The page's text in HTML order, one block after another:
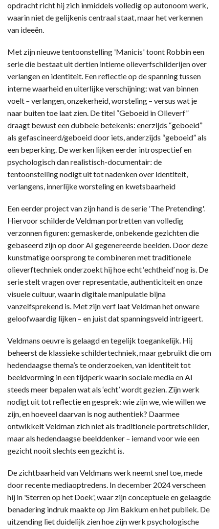
opdracht richt hij zich inmiddels volledig op autonoom werk,
waarin niet de gelijkenis centraal staat, maar het verkennen
van ideeën.
Met zijn nieuwe tentoonstelling 'Manicis' toont Robbin een
serie die bestaat uit dertien intieme olieverfschilderijen over
verlangen en identiteit. Een reflectie op de spanning tussen
interne waarheid en uiterlijke verschijning: wat van binnen
voelt – verlangen, onzekerheid, worsteling – versus wat je
naar buiten toe laat zien. De titel “Geboeid in Olieverf”
draagt bewust een dubbele betekenis: enerzijds “geboeid”
als gefascineerd/geboeid door iets, anderzijds “geboeid” als
een beperking. De werken lijken eerder introspectief en
psychologisch dan realistisch-documentair: de
tentoonstelling nodigt uit tot nadenken over identiteit,
verlangens, innerlijke worsteling en kwetsbaarheid
Een eerder project van zijn hand is de serie 'The Pretending'.
Hiervoor schilderde Veldman portretten van volledig
verzonnen figuren: gemaskerde, onbekende gezichten die
gebaseerd zijn op door AI gegenereerde beelden. Door deze
kunstmatige oorsprong te combineren met traditionele
olieverftechniek onderzoekt hij hoe echt ‘echtheid’ nog is. De
serie stelt vragen over representatie, authenticiteit en onze
visuele cultuur, waarin digitale manipulatie bijna
vanzelfsprekend is. Met zijn verf laat Veldman het onware
geloofwaardig lijken – en juist dat spanningsveld intrigeert.
Veldmans oeuvre is gelaagd en tegelijk toegankelijk. Hij
beheerst de klassieke schildertechniek, maar gebruikt die om
hedendaagse thema’s te onderzoeken, van identiteit tot
beeldvorming in een tijdperk waarin sociale media en AI
steeds meer bepalen wat als ‘echt’ wordt gezien. Zijn werk
nodigt uit tot reflectie en gesprek: wie zijn we, wie willen we
zijn, en hoeveel daarvan is nog authentiek? Daarmee
ontwikkelt Veldman zich niet als traditionele portretschilder,
maar als hedendaagse beelddenker – iemand voor wie een
gezicht nooit slechts een gezicht is.
De zichtbaarheid van Veldmans werk neemt snel toe, mede
door recente mediaoptredens. In december 2024 verscheen
hij in 'Sterren op het Doek', waar zijn conceptuele en gelaagde
benadering indruk maakte op Jim Bakkum en het publiek. De
uitzending liet duidelijk zien hoe zijn werk psychologische